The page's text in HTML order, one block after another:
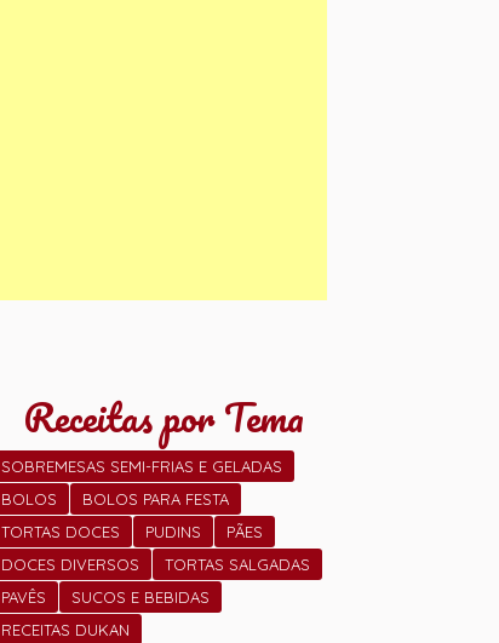
Receitas por Tema
SOBREMESAS SEMI-FRIAS E GELADAS
BOLOS
BOLOS PARA FESTA
TORTAS DOCES
PUDINS
PÃES
DOCES DIVERSOS
TORTAS SALGADAS
PAVÊS
SUCOS E BEBIDAS
RECEITAS DUKAN